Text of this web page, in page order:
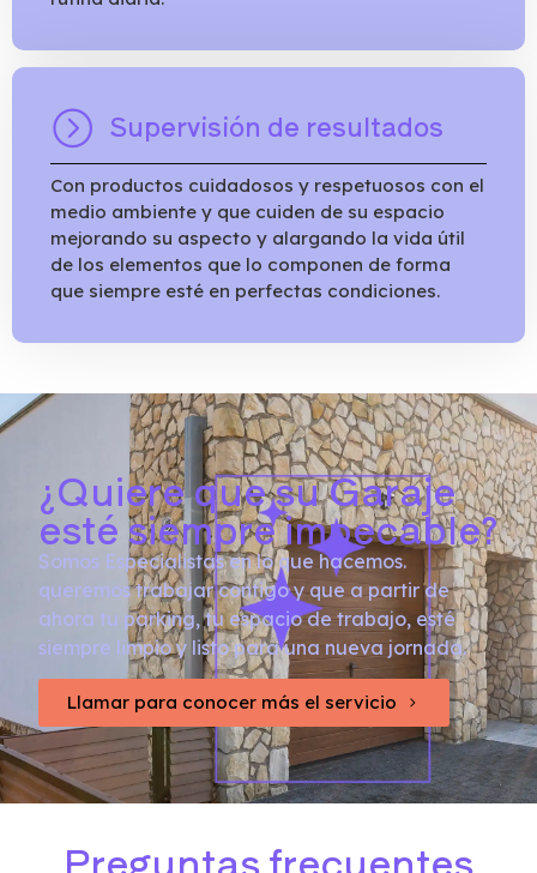
Supervisión de resultados
Con productos cuidadosos y respetuosos con el
medio ambiente y que cuiden de su espacio
mejorando su aspecto y alargando la vida útil
de los elementos que lo componen de forma
que siempre esté en perfectas condiciones.
¿Quiere que su Garaje
esté siempre impecable?
Somos Especialistas en lo que hacemos.
queremos trabajar contigo y que a partir de
ahora tu parking, tu espacio de trabajo, esté
siempre limpio y listo para una nueva jornada.
Llamar para conocer más el servicio
Preguntas frecuentes